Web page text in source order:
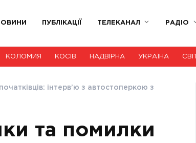
ПУБЛІКАЦІЇ ТЕЛЕКАНАЛ РАДІО
КОЛОМИЯ КОСІВ НАДВІРНА УКРАЇНА СВІТ
інтерв’ю з автостоперкою з
та помилки